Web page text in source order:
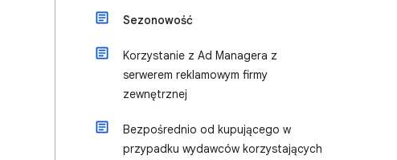
Sezonowość
Korzystanie z Ad Managera z
serwerem reklamowym firmy
zewnętrznej
Bezpośrednio od kupującego w
przypadku wydawców korzystających